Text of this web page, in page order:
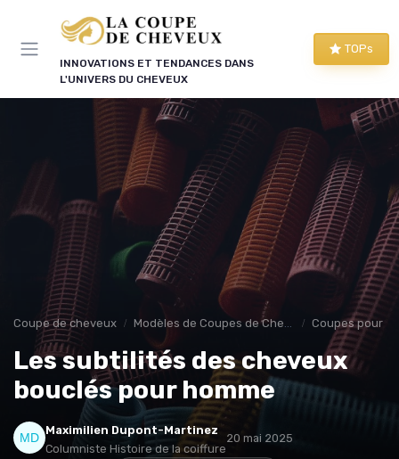
INNOVATIONS ET TENDANCES DANS
L'UNIVERS DU CHEVEUX
TOPs
Coupe de cheveux Modèles de Coupes de Cheveux Coupes pour
Les subtilités des cheveux
bouclés pour homme
Maximilien Dupont-Martinez
Columniste Histoire de la coiffure
20 mai 2025